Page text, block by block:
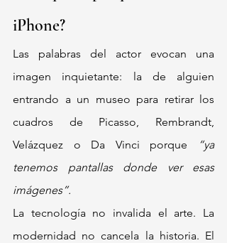
iPhone?
Las palabras del actor evocan una
imagen inquietante: la de alguien
entrando a un museo para retirar los
cuadros de Picasso, Rembrandt,
Velázquez o Da Vinci porque
“ya
tenemos pantallas donde ver esas
imágenes”.
La tecnología no invalida el arte. La
modernidad no cancela la historia. El